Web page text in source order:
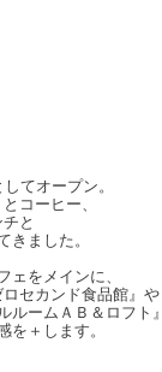
てオープン。
コーヒー、
と
きました。
ェをメインに、
セカンド食品館』や
ルームＡＢ＆ロフト
を＋します。